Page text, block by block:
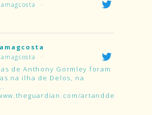
·
·
de Anthony Gormley foram
na ilha de Delos, na
artanddesign/